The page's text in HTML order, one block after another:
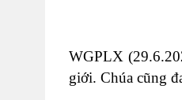
WGPLX
giới. Chúa cũng